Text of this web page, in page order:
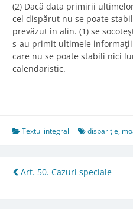
(2) Dacă data primirii
cel dispărut nu se poate
prevăzut în alin. (1) se
s-au primit ultimele
care nu se poate stabili nici
calendaristic.
Textul integral dispariție,
Post
navigation
Art. 50. Cazuri speciale